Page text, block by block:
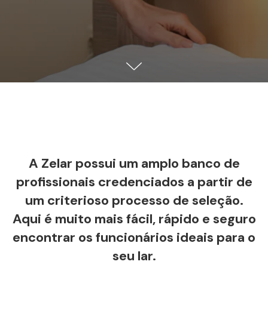
A Zelar possui um amplo banco de
profissionais credenciados a partir de
um criterioso processo de seleção.
Aqui é muito mais fácil, rápido e seguro
encontrar os funcionários ideais para o
seu lar.